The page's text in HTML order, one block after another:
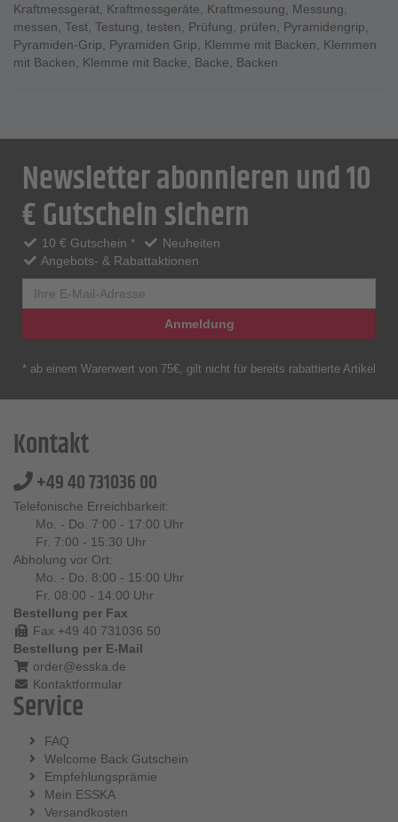
Kraftmessgerät, Kraftmessgeräte, Kraftmessung, Messung,
messen, Test, Testung, testen, Prüfung, prüfen, Pyramidengrip,
Pyramiden-Grip, Pyramiden Grip, Klemme mit Backen, Klemmen
mit Backen, Klemme mit Backe, Backe, Backen
Newsletter abonnieren und 10
€ Gutschein sichern
10 € Gutschein *
Neuheiten
Angebots- & Rabattaktionen
Anmeldung
* ab einem Warenwert von 75€, gilt nicht für bereits rabattierte Artikel
Kontakt
+49 40 731036 00
Telefonische Erreichbarkeit:
Mo. - Do. 7:00 - 17:00 Uhr
Fr. 7:00 - 15:30 Uhr
Abholung vor Ort:
Mo. - Do. 8:00 - 15:00 Uhr
Fr. 08:00 - 14:00 Uhr
Bestellung per Fax
Fax +49 40 731036 50
Bestellung per E-Mail
order@esska.de
Kontaktformular
Service
FAQ
Welcome Back Gutschein
Empfehlungsprämie
Mein ESSKA
Versandkosten